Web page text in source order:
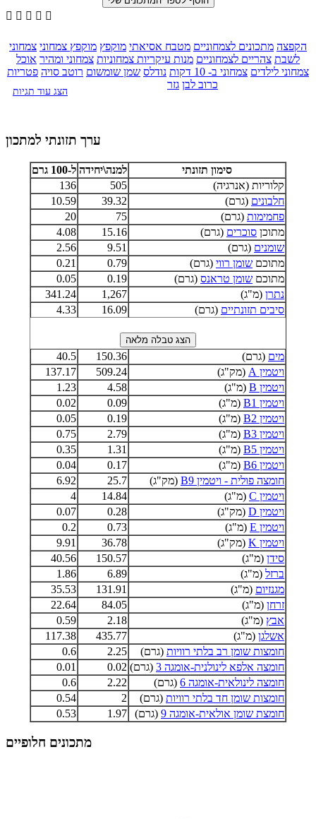
    
הקפצה מתכונים לצמחוניים מטבח אסיאתי מוקפץ מוקפץ צמחוני צמחוני
לשבת צהריים לצמחוניים מנות עיקריות צמחוניות צמחוני ומהיר אוכל
צמחוני לילדים צמחוני ב- 10 דקות נודלס שמן שומשום רוטב סויה פטריות
כרוב לבן גזר
הצג עוד תגיות
ערך תזונתי למתכון
סימון תזונתי למנה\יחידה ל-100 גרם
קלוריות (אנרגיה)
505
136
חלבונים (גרם) 39.32
10.59
פחמימות (גרם) 75
20
מתוכן סוכרים (גרם) 15.16
4.08
שומנים (גרם) 9.51
2.56
מתוכם שומן רווי (גרם) 0.79
0.21
מתוכם שומן טראנס (גרם) 0.19
0.05
נתרן (מ"ג) 1,267
341.24
סיבים תזונתיים (גרם) 16.09
4.33
מים (גרם) 150.36
40.5
ויטמין A
(מק"ג) 509.24
137.17
ויטמין B
(מ"ג) 4.58
1.23
ויטמין B1
(מ"ג) 0.09
0.02
ויטמין B2
(מ"ג) 0.19
0.05
ויטמין B3
(מ"ג) 2.79
0.75
ויטמין B5
(מ"ג) 1.31
0.35
ויטמין B6
(מ"ג) 0.17
0.04
חומצה פולית - ויטמין B9
(מק"ג) 25.7
6.92
ויטמין C
(מ"ג) 14.84
4
ויטמין D
(מק"ג) 0.28
0.07
ויטמין E
(מ"ג) 0.73
0.2
ויטמין K
(מק"ג) 36.78
9.91
סידן (מ"ג) 150.57
40.56
ברזל (מ"ג) 6.89
1.86
מגנזיום (מ"ג) 131.91
35.53
זרחן (מ"ג) 84.05
22.64
אבץ (מ"ג) 2.18
0.59
אשלגן (מ"ג) 435.77
117.38
חומצות שומן רב בלתי רוויות (גרם) 2.25
0.6
חומצה אלפא לינולנית-אומגה 3
(גרם) 0.02
0.01
חומצה לינולאית-אומגה 6
(גרם) 2.22
0.6
חומצות שומן חד בלתי רוויות (גרם) 2
0.54
חומצת שומן אולאית-אומגה 9
(גרם) 1.97
0.53
מתכונים חלופיים